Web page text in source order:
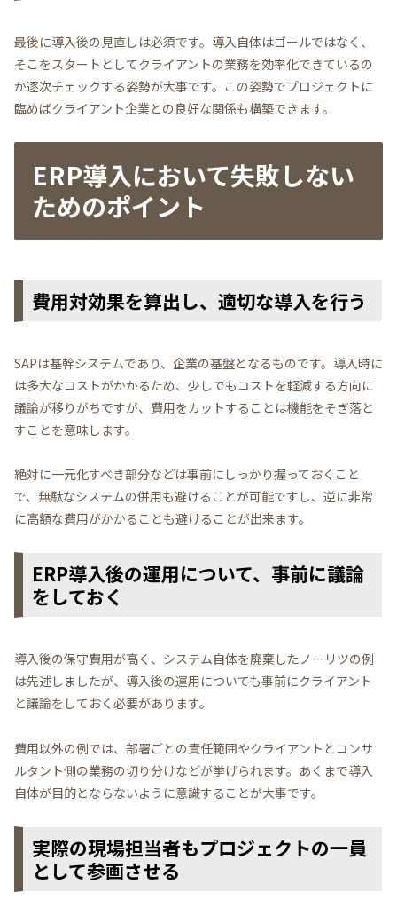
最後に導入後の見直しは必須です。導入自体はゴールではなく、
そこをスタートとしてクライアントの業務を効率化できているの
か逐次チェックする姿勢が大事です。この姿勢でプロジェクトに
臨めばクライアント企業との良好な関係も構築できます。
ERP導入において失敗しない
ためのポイント
費用対効果を算出し、適切な導入を行う
SAPは基幹システムであり、企業の基盤となるものです。導入時に
は多大なコストがかかるため、少しでもコストを軽減する方向に
議論が移りがちですが、費用をカットすることは機能をそぎ落と
すことを意味します。
絶対に一元化すべき部分などは事前にしっかり握っておくこと
で、無駄なシステムの併用も避けることが可能ですし、逆に非常
に高額な費用がかかることも避けることが出来ます。
ERP導入後の運用について、事前に議論
をしておく
導入後の保守費用が高く、システム自体を廃棄したノーリツの例
は先述しましたが、導入後の運用についても事前にクライアント
と議論をしておく必要があります。
費用以外の例では、部署ごとの責任範囲やクライアントとコンサ
ルタント側の業務の切り分けなどが挙げられます。あくまで導入
自体が目的とならないように意識することが大事です。
実際の現場担当者もプロジェクトの一員
として参画させる